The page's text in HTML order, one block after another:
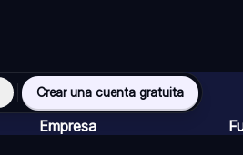
Crear una cuenta gratuita
Empresa